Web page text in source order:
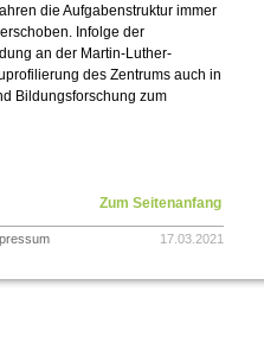
die Aufgabenstruktur immer
Infolge der
an der Martin-Luther-
des Zentrums auch in
Bildungsforschung zum
Zum Seitenanfang
17.03.2021